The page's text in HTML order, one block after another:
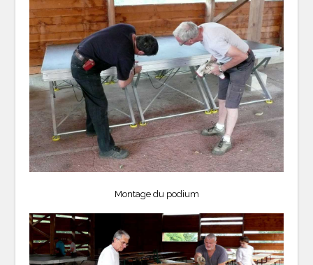
Montage du podium